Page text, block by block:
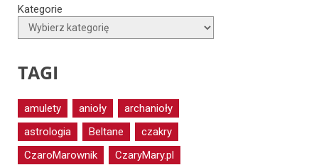
Kategorie
TAGI
amulety anioły
archanioły
astrologia
Beltane
czakry
CzaroMarownik
CzaryMary.pl